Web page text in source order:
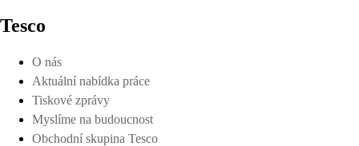
Tesco
O nás
Aktuální nabídka práce
Tiskové zprávy
Myslíme na budoucnost
Obchodní skupina Tesco